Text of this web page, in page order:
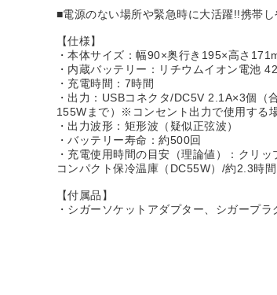
■電源のない場所や緊急時に大活躍!!携帯
【仕様】
・本体サイズ：幅90×奥行き195×高さ
・内蔵バッテリー：リチウムイオン電池
・充電時間：7時間
・出力：USBコネクタ/DC5V 2.1A×3個
155Wまで）※コンセント出力で使用する
・出力波形：矩形波（疑似正弦波）
・バッテリー寿命：約500回
・充電使用時間の目安（理論値）：ク
コンパクト保冷温庫（DC55W）/約2.3時間
【付属品】
・シガーソケットアダプター、シガープ